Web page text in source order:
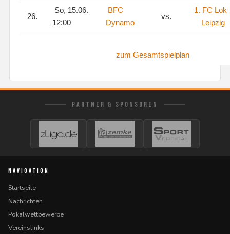
26.
So, 15.06.
12:00
BFC
Dynamo
vs.
1. FC Lok
Leipzig
zum Gesamtspielplan
PARTNER & SPONSOREN
NAVIGATION
Startseite
Nachrichten
Pokalwettbewerbe
Vereinslinks